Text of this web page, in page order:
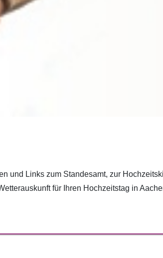
und Links zum Standesamt, zur
für Ihren Hochzeitstag in